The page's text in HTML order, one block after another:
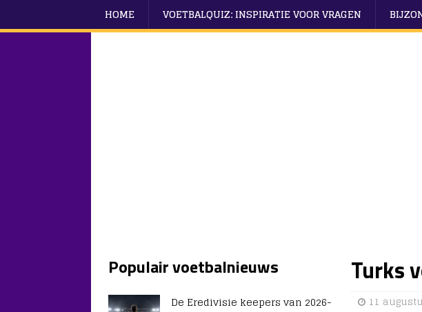
HOME VOETBALQUIZ: INSPIRATIE VOOR VRAGEN
Turks
11
Populair voetbalnieuws
De Eredivisie keepers van 2026-